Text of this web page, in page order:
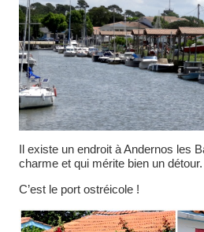
Il existe un endroit à Andernos les
charme et qui mérite bien un détour.
C’est le port ostréicole !